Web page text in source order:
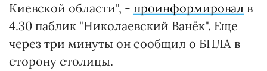
Киевской области", - проинформировал в
4.30 паблик "Николаевский Ванёк". Еще
через три минуты он сообщил о БПЛА в
сторону столицы.